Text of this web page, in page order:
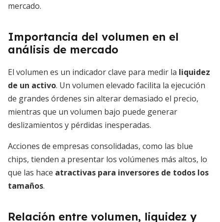
mercado.
Importancia del volumen en el
análisis de mercado
El volumen es un indicador clave para medir la liquidez
de un activo. Un volumen elevado facilita la ejecución
de grandes órdenes sin alterar demasiado el precio,
mientras que un volumen bajo puede generar
deslizamientos y pérdidas inesperadas.
Acciones de empresas consolidadas, como las blue
chips, tienden a presentar los volúmenes más altos, lo
que las hace atractivas para inversores de todos los
tamaños.
Relación entre volumen, liquidez y